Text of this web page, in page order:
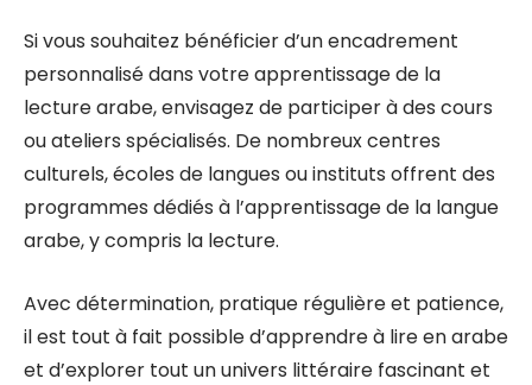
Si vous souhaitez bénéficier d’un encadrement
personnalisé dans votre apprentissage de la
lecture arabe, envisagez de participer à des cours
ou ateliers spécialisés. De nombreux centres
culturels, écoles de langues ou instituts offrent des
programmes dédiés à l’apprentissage de la langue
arabe, y compris la lecture.
Avec détermination, pratique régulière et patience,
il est tout à fait possible d’apprendre à lire en arabe
et d’explorer tout un univers littéraire fascinant et